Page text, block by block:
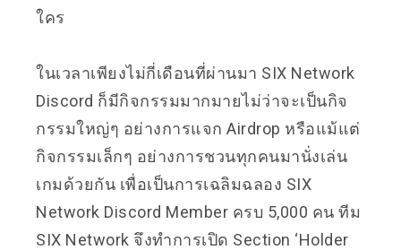
ใคร
ในเวลาเพียงไม่กี่เดือนที่ผ่านมา SIX Network
Discord ก็มีกิจกรรมมากมายไม่ว่าจะเป็นกิจ
กรรมใหญ่ๆ อย่างการแจก Airdrop หรือแม้แต่
กิจกรรมเล็กๆ อย่างการชวนทุกคนมานั่งเล่น
เกมด้วยกัน เพื่อเป็นการเฉลิมฉลอง SIX
Network Discord Member ครบ 5,000 คน ทีม
SIX Network จึงทำการเปิด Section ‘Holder